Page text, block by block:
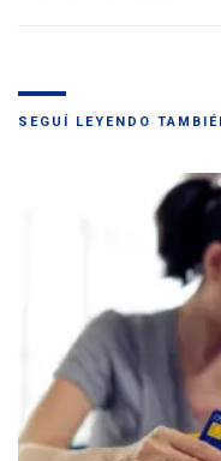
SEGUÍ LEYENDO